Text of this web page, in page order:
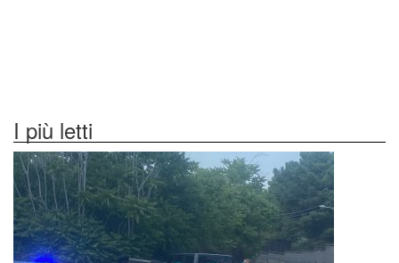
I più letti